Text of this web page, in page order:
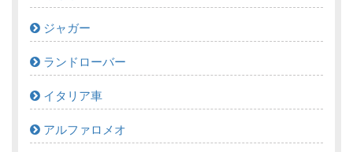
ジャガー
ランドローバー
イタリア車
アルファロメオ